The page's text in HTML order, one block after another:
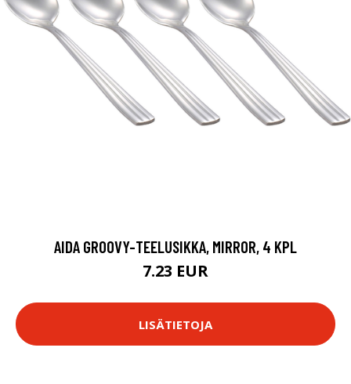
AIDA GROOVY-TEELUSIKKA, MIRROR, 4 KPL
7.23 EUR
LISÄTIETOJA